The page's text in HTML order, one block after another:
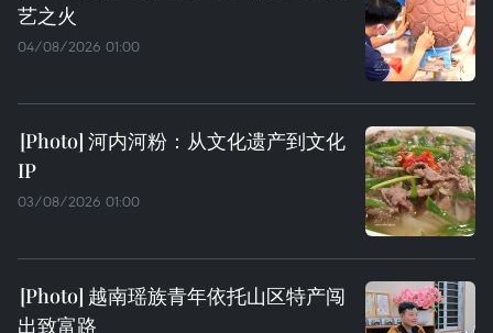
艺之火
04/08/2026 01:00
河内河粉：从文化遗产到文化
IP
03/08/2026 01:00
越南瑶族青年依托山区特产闯
出致富路